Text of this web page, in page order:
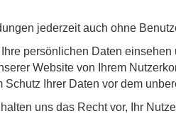
jederzeit auch ohne
persönlichen Daten
Website von Ihrem
Ihrer Daten vor dem
uns das Recht vor, Ihr